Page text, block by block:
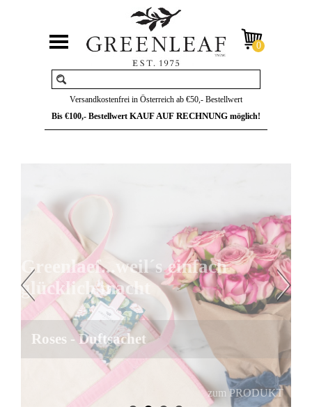
Versandkostenfrei in Österreich ab €50,- Bestellwert
Bis €100,- Bestellwert KAUF AUF RECHNUNG möglich!
Greenlaef...weil´s einfach
glücklich macht
Roses - Duftsachet
zum PRODUKT